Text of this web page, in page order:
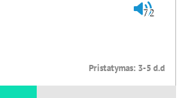
72
Pristatymas: 3-5 d.d